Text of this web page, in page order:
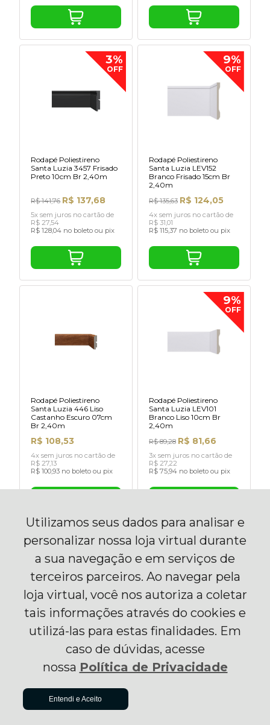
Utilizamos seus dados para analisar e
personalizar nossa loja virtual durante
a sua navegação e em serviços de
terceiros parceiros. Ao navegar pela
loja virtual, você nos autoriza a coletar
tais informações através do cookies e
utilizá-las para estas finalidades. Em
caso de dúvidas, acesse
nossa Política de Privacidade
Entendi e Aceito
3%
OFF
Rodapé Poliestireno
Santa Luzia 3457 Frisado
Preto 10cm Br 2,40m
R$ 141,76 R$ 137,68
5x sem juros no cartão de
R$ 27,54
R$ 128,04 no boleto ou pix
9%
OFF
Rodapé Poliestireno
Santa Luzia LEV152
Branco Frisado 15cm Br
2,40m
R$ 135,63 R$ 124,05
4x sem juros no cartão de
R$ 31,01
R$ 115,37 no boleto ou pix
Rodapé Poliestireno
Santa Luzia 446 Liso
Castanho Escuro 07cm
Br 2,40m
R$ 108,53
4x sem juros no cartão de
R$ 27,13
R$ 100,93 no boleto ou pix
9%
OFF
Rodapé Poliestireno
Santa Luzia LEV101
Branco Liso 10cm Br
2,40m
R$ 89,28 R$ 81,66
3x sem juros no cartão de
R$ 27,22
R$ 75,94 no boleto ou pix
9%
Santa Luzia 454 Liso
13mm Br 2,40m
5x sem juros no cartão de
R$ 29,77
R$ 138,45 no boleto ou pix
9%
Santa Luzia 454 Liso
Cinza Titanium 100 X
13mm Br 2,40m
R$ 136,12
à vista no boleto ou pix
(7% Desconto)